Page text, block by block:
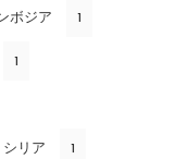
ボジア 1
1
シリア 1